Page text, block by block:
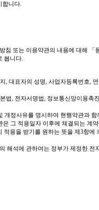
합니다.
침 또는 이용약관의 내용에 대해
봅니다.
대표자의 성명, 사업자등록번호,
, 전자서명법, 정보통신망이용촉
정사유를 명시하여 현행약관과
그 적용일자 이후에 체결되는 계
적용을 받기를 원하는 뜻을 제3항
해석에 관하여는 정부가 제정한